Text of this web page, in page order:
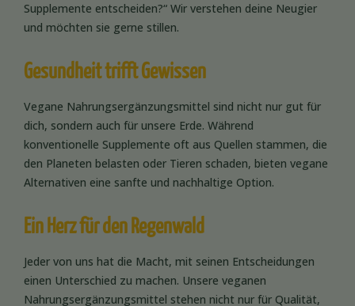
Supplemente entscheiden?“ Wir verstehen deine Neugier
und möchten sie gerne stillen.
Gesundheit trifft Gewissen
Vegane Nahrungsergänzungsmittel sind nicht nur gut für
dich, sondern auch für unsere Erde. Während
konventionelle Supplemente oft aus Quellen stammen, die
den Planeten belasten oder Tieren schaden, bieten vegane
Alternativen eine sanfte und nachhaltige Option.
Ein Herz für den Regenwald
Jeder von uns hat die Macht, mit seinen Entscheidungen
einen Unterschied zu machen. Unsere veganen
Nahrungsergänzungsmittel stehen nicht nur für Qualität,